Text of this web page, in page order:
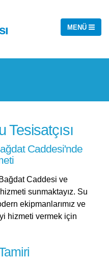
Caddesi'nde
Caddesi ve
sunmaktayız. Su
ekipmanlarımız ve
hizmeti vermek için